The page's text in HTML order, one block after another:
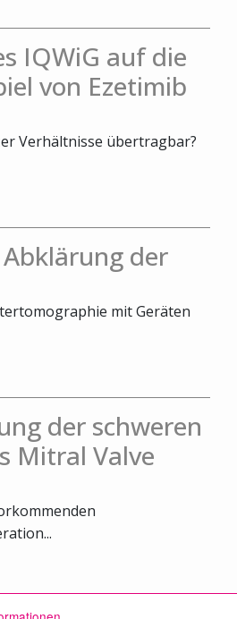
IQWiG auf die
von Ezetimib
Verhältnisse übertragbar?
der
mit Geräten
der schweren
Mitral Valve